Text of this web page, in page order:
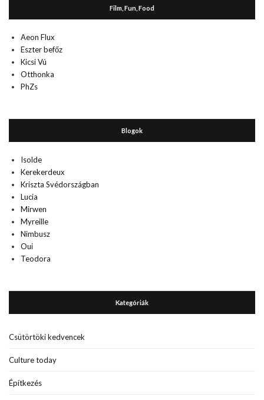
Film, Fun, Food
Aeon Flux
Eszter befőz
Kicsi Vú
Otthonka
PhZs
Blogok
Isolde
Kerekerdeux
Kriszta Svédországban
Lucia
Mirwen
Myreille
Nimbusz
Oui
Teodora
Kategóriák
Csütörtöki kedvencek
Culture today
Építkezés